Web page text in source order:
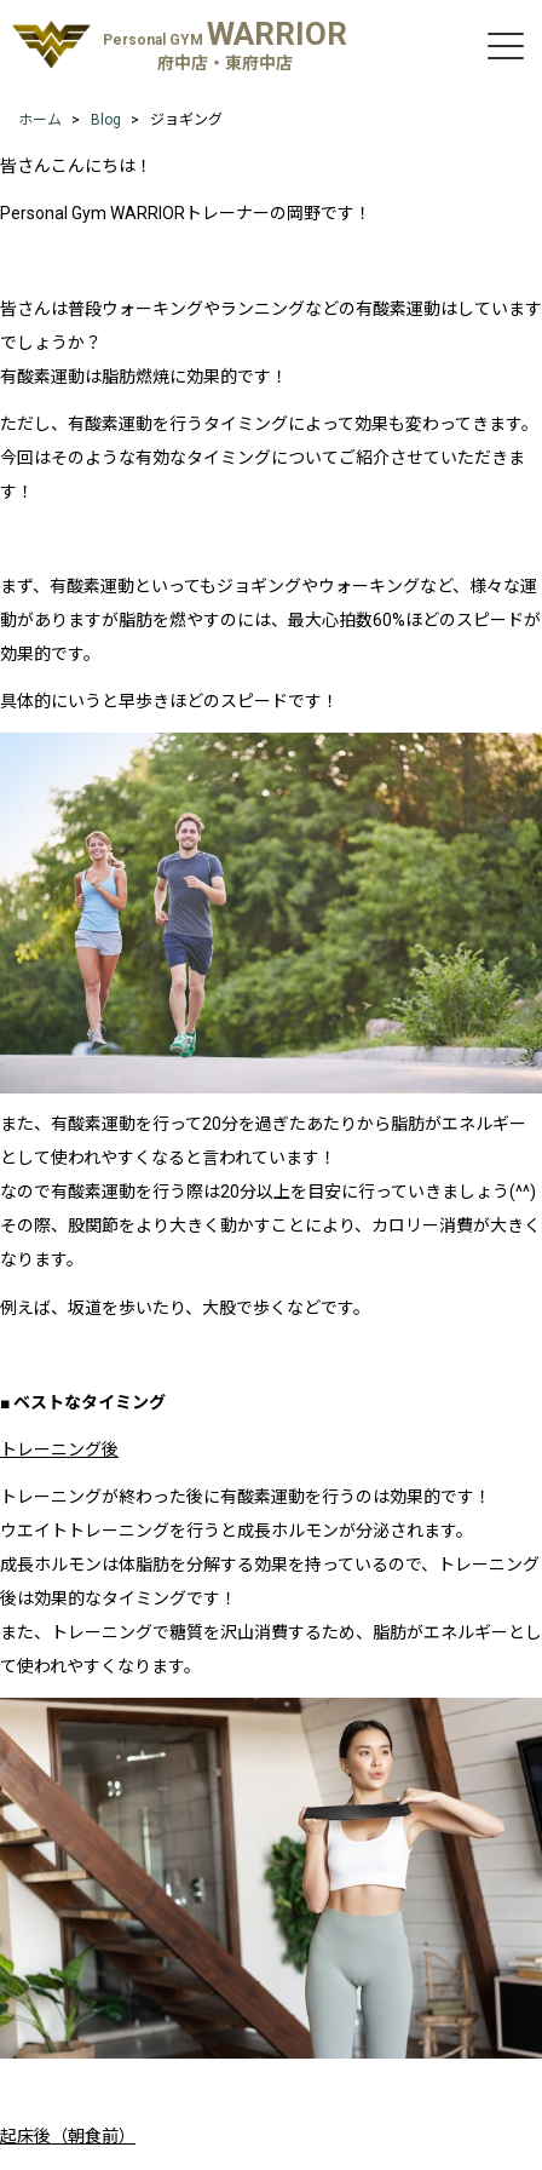
Personal GYM WARRIOR
府中店・東府中店
ホーム Blog ジョギング
皆さんこんにちは！
Personal Gym WARRIORトレーナーの岡野です！
皆さんは普段ウォーキングやランニングなどの有酸素運動はしています
でしょうか？
有酸素運動は脂肪燃焼に効果的です！
ただし、有酸素運動を行うタイミングによって効果も変わってきます。
今回はそのような有効なタイミングについてご紹介させていただきま
す！
まず、有酸素運動といってもジョギングやウォーキングなど、様々な運
動がありますが脂肪を燃やすのには、最大心拍数60%ほどのスピードが
効果的です。
具体的にいうと早歩きほどのスピードです！
また、有酸素運動を行って20分を過ぎたあたりから脂肪がエネルギー
として使われやすくなると言われています！
なので有酸素運動を行う際は20分以上を目安に行っていきましょう(^^)
その際、股関節をより大きく動かすことにより、カロリー消費が大きく
なります。
例えば、坂道を歩いたり、大股で歩くなどです。
■ ベストなタイミング
トレーニング後
トレーニングが終わった後に有酸素運動を行うのは効果的です！
ウエイトトレーニングを行うと成長ホルモンが分泌されます。
成長ホルモンは体脂肪を分解する効果を持っているので、トレーニング
後は効果的なタイミングです！
また、トレーニングで糖質を沢山消費するため、脂肪がエネルギーとし
て使われやすくなります。
起床後（朝食前）